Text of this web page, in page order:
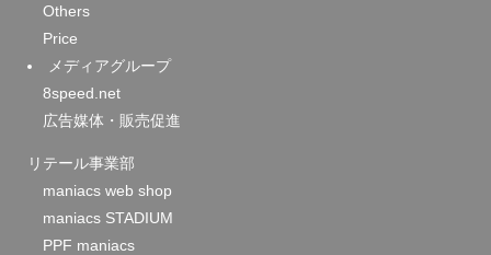
Others
Price
メディアグループ
8speed.net
広告媒体・販売促進
リテール事業部
maniacs web shop
maniacs STADIUM
PPF maniacs